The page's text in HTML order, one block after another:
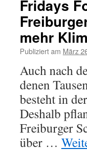
Fridays
mehr
Publiziert am März
Auch nach
denen
besteht in
Deshalb
Freiburger
über …